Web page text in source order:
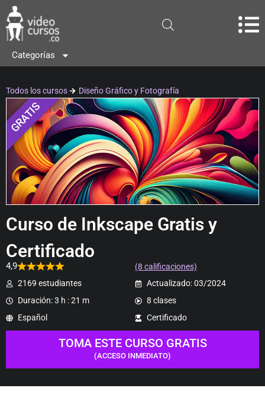
Categorías
Todos los cursos Diseño Gráfico y Fotografía
GRATIS
Curso de Inkscape Gratis y
Certificado
4,9
(8 calificaciones)
2169 estudiantes
Actualizado: 03/2024
Duración: 3 h : 21 m
8 clases
Español
Certificado
TOMA ESTE CURSO GRATIS
(ACCESO INMEDIATO)